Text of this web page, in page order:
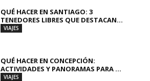
QUÉ HACER EN SANTIAGO: 3
TENEDORES LIBRES QUE DESTACAN...
VIAJES
QUÉ HACER EN CONCEPCIÓN:
ACTIVIDADES Y PANORAMAS PARA ...
VIAJES